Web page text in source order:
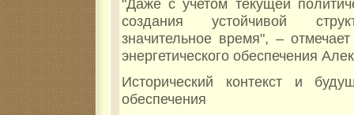
"Даже с учетом текущей
создания устойчивой
значительное время", –
энергетического обеспечения
Исторический контекст и
обеспечения